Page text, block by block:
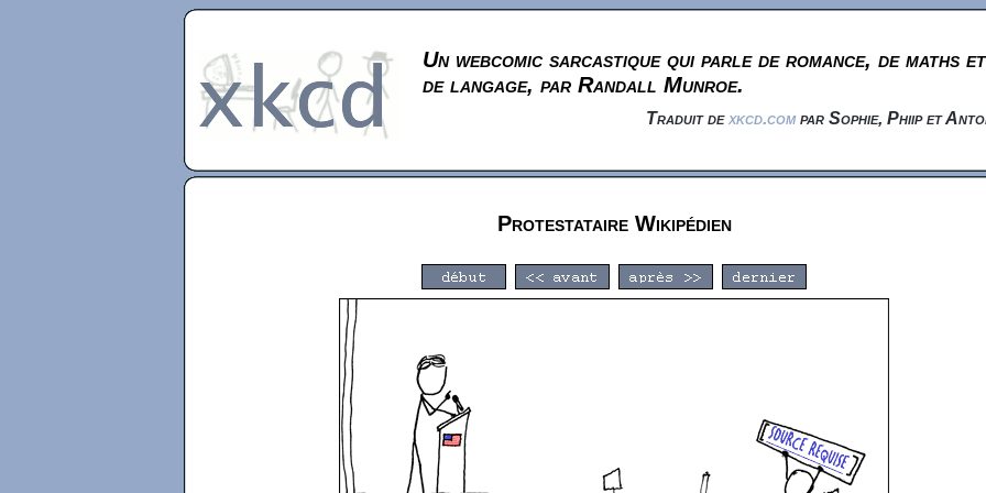
Un webcomic sarcastique qui parle de romance, de maths et
de langage, par Randall Munroe.
Traduit dexkcd.compar Sophie, Phiip et
Protestataire Wikipédien